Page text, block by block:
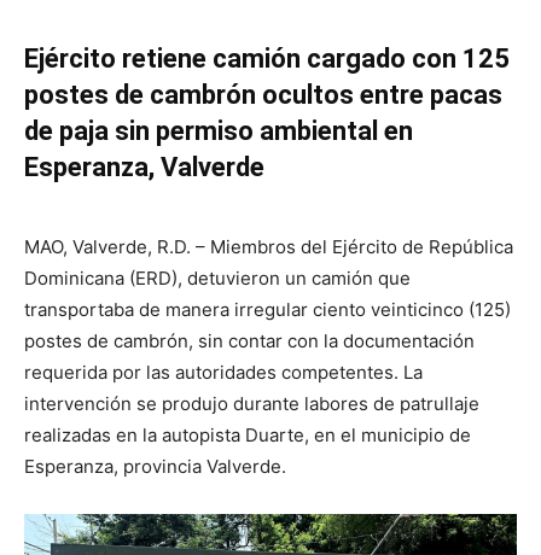
Ejército retiene camión cargado con 125
postes de cambrón ocultos entre pacas
de paja sin permiso ambiental en
Esperanza, Valverde
MAO, Valverde, R.D. – Miembros del Ejército de República
Dominicana (ERD), detuvieron un camión que
transportaba de manera irregular ciento veinticinco (125)
postes de cambrón, sin contar con la documentación
requerida por las autoridades competentes. La
intervención se produjo durante labores de patrullaje
realizadas en la autopista Duarte, en el municipio de
Esperanza, provincia Valverde.